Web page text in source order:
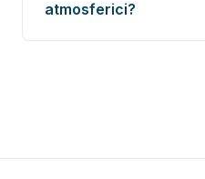
atmosferici?